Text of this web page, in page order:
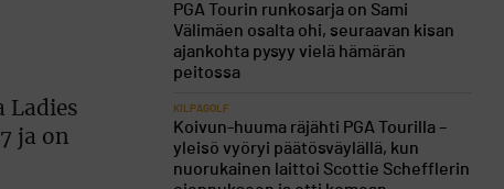
Ladies
ja on
PGA Tourin runkosarja on Sami
Välimäen osalta ohi, seuraavan kisan
ajankohta pysyy vielä hämärän
peitossa
KILPAGOLF
Koivun-huuma räjähti PGA Tourilla –
yleisö vyöryi päätösväylällä, kun
nuorukainen laittoi Scottie Schefflerin